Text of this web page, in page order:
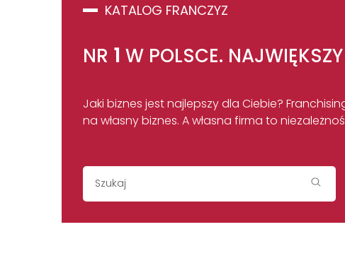
KATALOG FRANCZYZ
NR 1 W POLSCE.
Jaki biznes jest najlepszy dla Ciebie?
na własny biznes. A własna firma to